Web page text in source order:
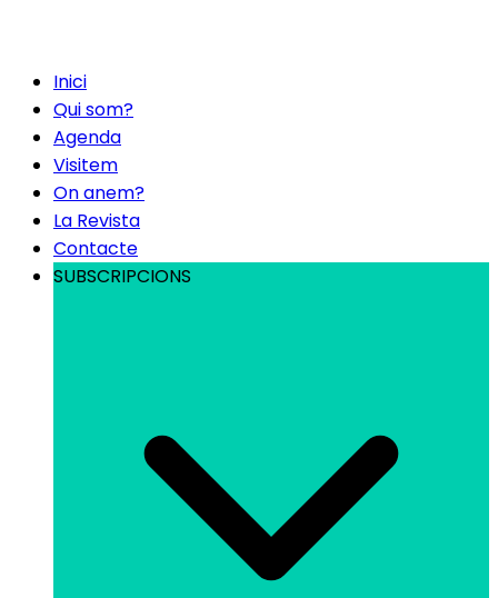
Inici
Qui som?
Agenda
Visitem
On anem?
La Revista
Contacte
SUBSCRIPCIONS